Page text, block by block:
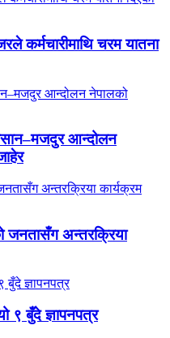
कर्मचारीमाथि चरम यातना
आन्दोलन
जनतासँग अन्तरक्रिया
९ बुँदे ज्ञापनपत्र